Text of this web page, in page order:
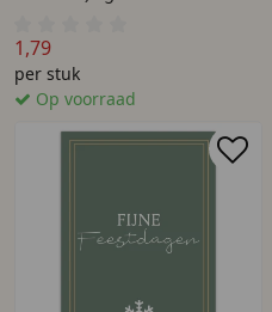
1,79
per stuk
Op voorraad